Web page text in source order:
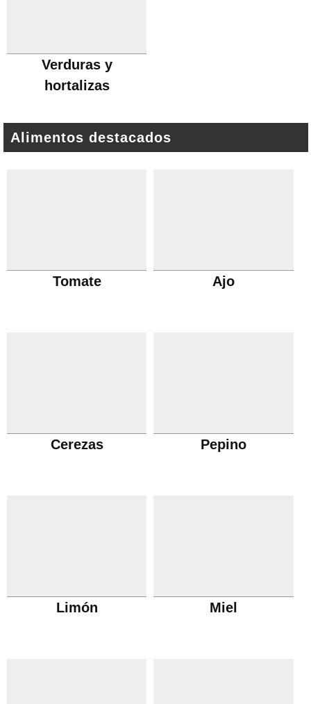
Verduras y
hortalizas
Alimentos destacados
Tomate Ajo
Cerezas Pepino
Limón Miel